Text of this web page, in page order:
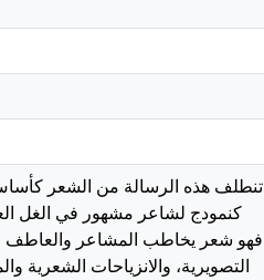
تنطلف هذه الرسالة من الشعر
كنمودج لشاعر مشهور في الغل
فهو شعر يخاطب المشاعر والعاطف
التصويرية، والانزياحات